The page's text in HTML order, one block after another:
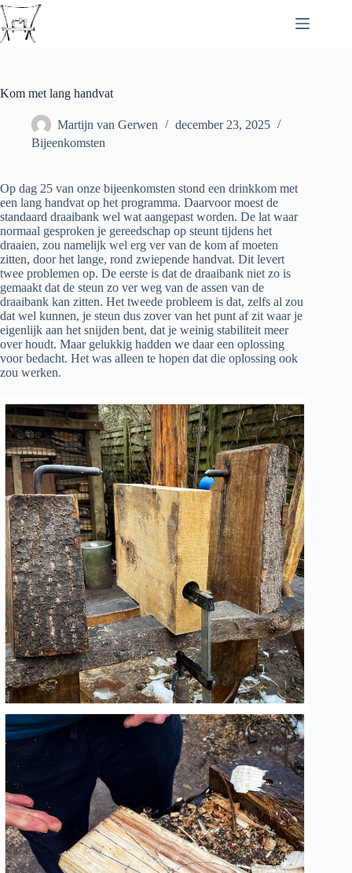
Ga
naar
de
Kom met lang handvat
Martijn van Gerwen
december 23, 2025
Bijeenkomsten
Op dag 25 van onze bijeenkomsten stond een drinkkom met
een lang handvat op het programma. Daarvoor moest de
standaard draaibank wel wat aangepast worden. De lat waar
normaal gesproken je gereedschap op steunt tijdens het
draaien, zou namelijk wel erg ver van de kom af moeten
zitten, door het lange, rond zwiepende handvat. Dit levert
twee problemen op. De eerste is dat de draaibank niet zo is
gemaakt dat de steun zo ver weg van de assen van de
draaibank kan zitten. Het tweede probleem is dat, zelfs al zou
dat wel kunnen, je steun dus zover van het punt af zit waar je
eigenlijk aan het snijden bent, dat je weinig stabiliteit meer
over houdt. Maar gelukkig hadden we daar een oplossing
voor bedacht. Het was alleen te hopen dat die oplossing ook
zou werken.